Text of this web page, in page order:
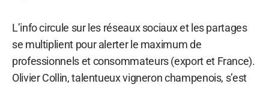
L’info circule sur les réseaux sociaux et les partages
se multiplient pour alerter le maximum de
professionnels et consommateurs (export et France).
Olivier Collin, talentueux vigneron champenois, s’est